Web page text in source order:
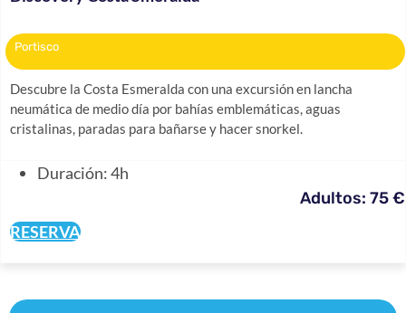
Portisco
Descubre la Costa Esmeralda con una excursión en lancha
neumática de medio día por bahías emblemáticas, aguas
cristalinas, paradas para bañarse y hacer snorkel.
Duración: 4h
Adultos: 75 €
RESERVA